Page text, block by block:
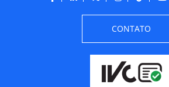
CONTATO